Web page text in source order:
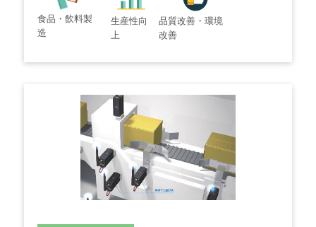
食品・飲料製
造
生産性向
上
品質改善・環境
改善